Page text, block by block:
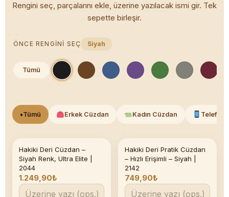
Rengini seç, parçalarını ekle, üzerine yazılacak ismi gir. Tek
sepette birleşir.
ÖNCE RENGINI SEÇ Siyah
Tümü
•Tümü Erkek Cüzdan Kadın Cüzdan
Hakiki Deri Cüzdan –
Siyah Renk, Ultra Elite |
2044
1.249,90₺
Hakiki Deri Pratik Cüzdan
– Hızlı Erişimli – Siyah |
2142
749,90₺